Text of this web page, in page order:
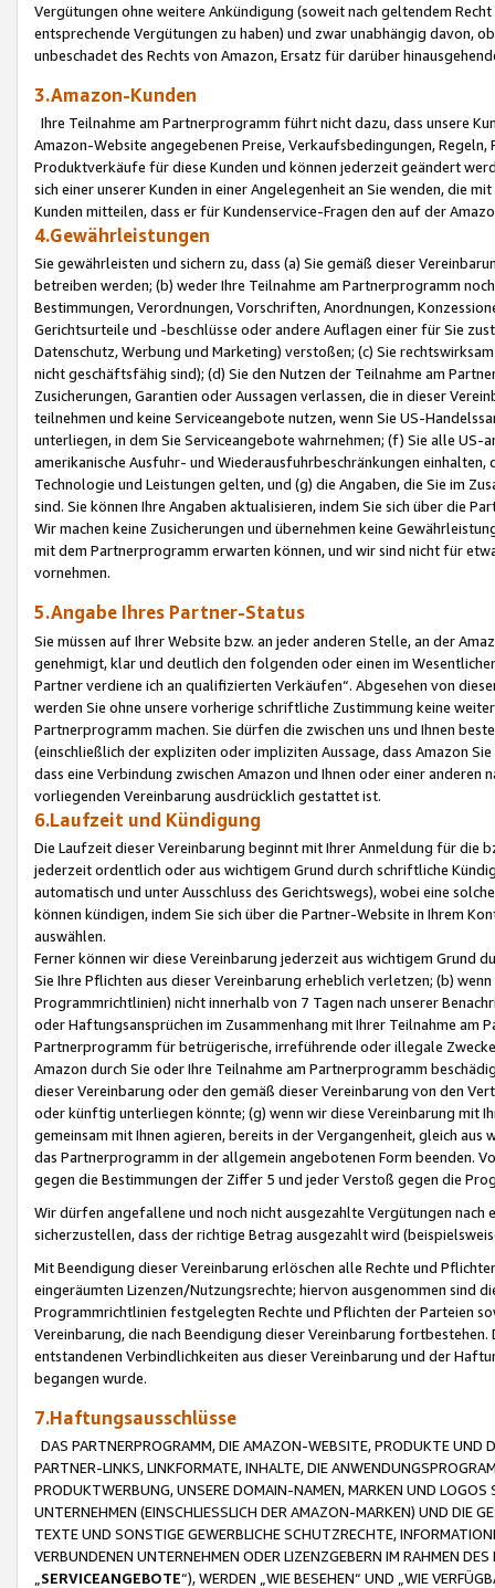
Vergütungen ohne weitere Ankündigung (soweit nach geltendem
entsprechende Vergütungen zu haben) und zwar unabhängig davon,
unbeschadet des Rechts von Amazon, Ersatz für darüber
3.Amazon-Kunden
Ihre Teilnahme am Partnerprogramm führt nicht dazu, dass unsere
Amazon-Website angegebenen Preise, Verkaufsbedingungen,
Produktverkäufe für diese Kunden und können jederzeit geändert
sich einer unserer Kunden in einer Angelegenheit an Sie wenden, die
Kunden mitteilen, dass er für Kundenservice-Fragen den auf der
4.Gewährleistungen
Sie gewährleisten und sichern zu, dass (a) Sie gemäß dieser
betreiben werden; (b) weder Ihre Teilnahme am Partnerprogramm
Bestimmungen, Verordnungen, Vorschriften, Anordnungen,
Gerichtsurteile und -beschlüsse oder andere Auflagen einer für Sie
Datenschutz, Werbung und Marketing) verstoßen; (c) Sie
nicht geschäftsfähig sind); (d) Sie den Nutzen der Teilnahme am
Zusicherungen, Garantien oder Aussagen verlassen, die in dieser
teilnehmen und keine Serviceangebote nutzen, wenn Sie US-
unterliegen, in dem Sie Serviceangebote wahrnehmen; (f) Sie alle
amerikanische Ausfuhr- und Wiederausfuhrbeschränkungen
Technologie und Leistungen gelten, und (g) die Angaben, die Sie im
sind. Sie können Ihre Angaben aktualisieren, indem Sie sich über die
Wir machen keine Zusicherungen und übernehmen keine
mit dem Partnerprogramm erwarten können, und wir sind nicht für
vornehmen.
5.Angabe Ihres Partner-Status
Sie müssen auf Ihrer Website bzw. an jeder anderen Stelle, an der
genehmigt, klar und deutlich den folgenden oder einen im
Partner verdiene ich an qualifizierten Verkäufen“. Abgesehen von
werden Sie ohne unsere vorherige schriftliche Zustimmung keine
Partnerprogramm machen. Sie dürfen die zwischen uns und Ihnen
(einschließlich der expliziten oder impliziten Aussage, dass Amazon
dass eine Verbindung zwischen Amazon und Ihnen oder einer
vorliegenden Vereinbarung ausdrücklich gestattet ist.
6.Laufzeit und Kündigung
Die Laufzeit dieser Vereinbarung beginnt mit Ihrer Anmeldung für die
jederzeit ordentlich oder aus wichtigem Grund durch schriftliche
automatisch und unter Ausschluss des Gerichtswegs), wobei eine
können kündigen, indem Sie sich über die Partner-Website in Ihrem
auswählen.
Ferner können wir diese Vereinbarung jederzeit aus wichtigem Grund
Sie Ihre Pflichten aus dieser Vereinbarung erheblich verletzen; (b)
Programmrichtlinien) nicht innerhalb von 7 Tagen nach unserer
oder Haftungsansprüchen im Zusammenhang mit Ihrer Teilnahme am
Partnerprogramm für betrügerische, irreführende oder illegale
Amazon durch Sie oder Ihre Teilnahme am Partnerprogramm
dieser Vereinbarung oder den gemäß dieser Vereinbarung von den
oder künftig unterliegen könnte; (g) wenn wir diese Vereinbarung mit
gemeinsam mit Ihnen agieren, bereits in der Vergangenheit, gleich
das Partnerprogramm in der allgemein angebotenen Form beenden.
gegen die Bestimmungen der Ziffer 5 und jeder Verstoß gegen die
Wir dürfen angefallene und noch nicht ausgezahlte Vergütungen
sicherzustellen, dass der richtige Betrag ausgezahlt wird
Mit Beendigung dieser Vereinbarung erlöschen alle Rechte und
eingeräumten Lizenzen/Nutzungsrechte; hiervon ausgenommen sind
Programmrichtlinien festgelegten Rechte und Pflichten der Parteien
Vereinbarung, die nach Beendigung dieser Vereinbarung
entstandenen Verbindlichkeiten aus dieser Vereinbarung und der
begangen wurde.
7.Haftungsausschlüsse
DAS PARTNERPROGRAMM, DIE AMAZON-WEBSITE, PRODUKTE UND
PARTNER-LINKS, LINKFORMATE, INHALTE, DIE
PRODUKTWERBUNG, UNSERE DOMAIN-NAMEN, MARKEN UND
UNTERNEHMEN (EINSCHLIESSLICH DER AMAZON-MARKEN) UND DIE
TEXTE UND SONSTIGE GEWERBLICHE SCHUTZRECHTE,
VERBUNDENEN UNTERNEHMEN ODER LIZENZGEBERN IM RAHMEN
SERVICEANGEBOTE“), WERDEN „WIE BESEHEN“ UND „WIE